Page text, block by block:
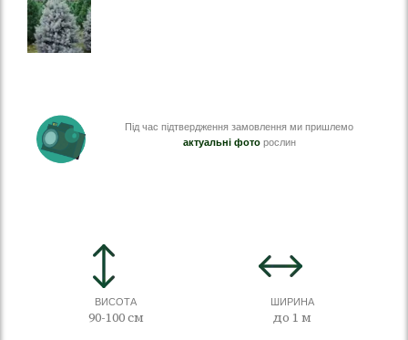
Під час підтвердження замовлення ми пришлемо
актуальні фоторослин
ВИСОТА
90-100 см
ШИРИНА
до 1 м